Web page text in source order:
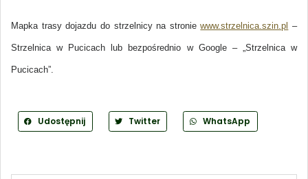
Mapka trasy dojazdu do strzelnicy na stroniewww.strzelnica.szin.pl –
Strzelnica w Pucicach lub bezpośrednio w Google – „Strzelnica w
Pucicach”.
Udostępnij Twitter WhatsApp